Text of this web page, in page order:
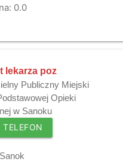
0.0
lekarza poz
Publiczny Miejski
Opieki
w Sanoku
TELEFON
Sanok